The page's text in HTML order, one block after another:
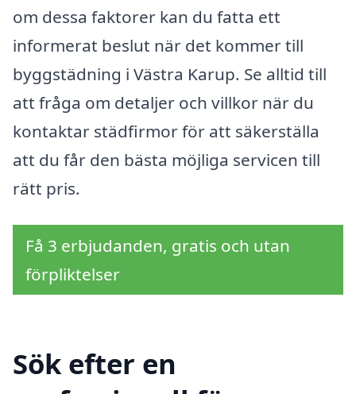
om dessa faktorer kan du fatta ett
informerat beslut när det kommer till
byggstädning i Västra Karup. Se alltid till
att fråga om detaljer och villkor när du
kontaktar städfirmor för att säkerställa
att du får den bästa möjliga servicen till
rätt pris.
Få 3 erbjudanden, gratis och utan
förpliktelser
Sök efter en